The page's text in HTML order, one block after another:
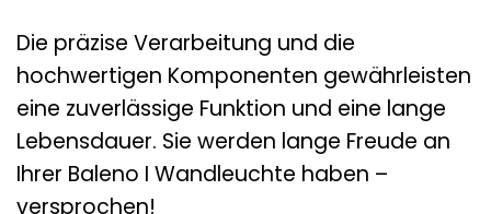
Die präzise Verarbeitung und die
hochwertigen Komponenten gewährleisten
eine zuverlässige Funktion und eine lange
Lebensdauer. Sie werden lange Freude an
Ihrer Baleno I Wandleuchte haben –
versprochen!